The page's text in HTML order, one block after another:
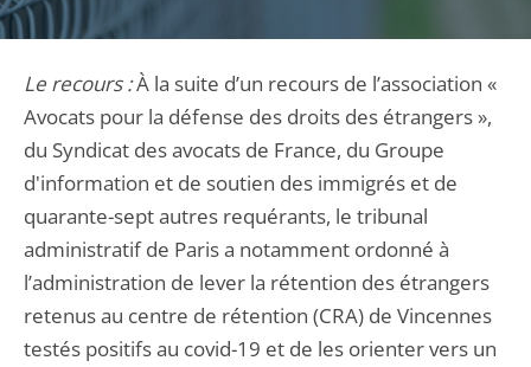
Le recours :À la suite d’un recours de l’association «
Avocats pour la défense des droits des étrangers »,
du Syndicat des avocats de France, du Groupe
d'information et de soutien des immigrés et de
quarante-sept autres requérants, le tribunal
administratif de Paris a notamment ordonné à
l’administration de lever la rétention des étrangers
retenus au centre de rétention (CRA) de Vincennes
testés positifs au covid-19 et de les orienter vers un